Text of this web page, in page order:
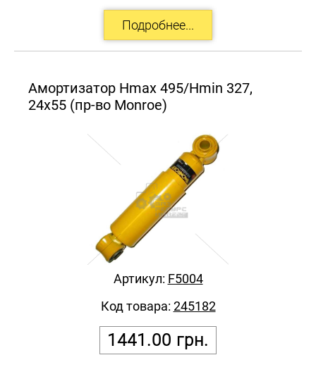
Амортизатор Hmax 495/Hmin 327,
24x55 (пр-во Monroe)
1441.00 грн.
Артикул: F5004
Код товара: 245182